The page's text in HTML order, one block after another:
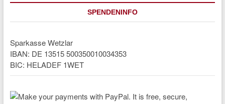
SPENDENINFO
Sparkasse Wetzlar
IBAN: DE 13515 500350010034353
BIC: HELADEF 1WET